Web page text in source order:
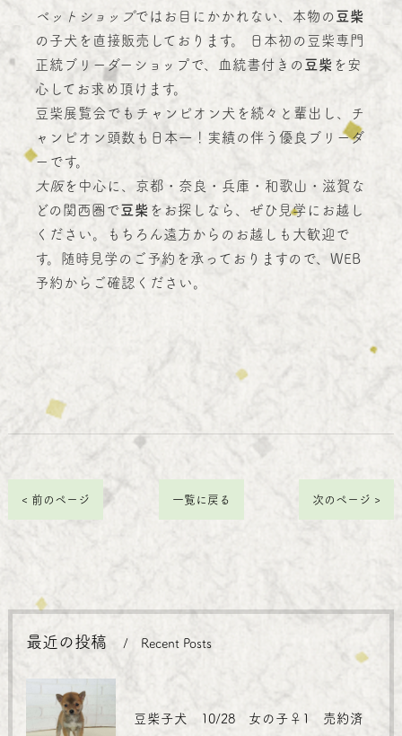
ペットショップではお目にかかれない、本物の豆柴
の子犬を直接販売しております。 日本初の豆柴専門
正統ブリーダーショップで、血統書付きの豆柴 を安
心してお求め頂けます。
豆柴展覧会でもチャンピオン犬を続々と輩出し、チ
ャンピオン頭数も日本一！実績の伴う優良ブリーダ
ーです。
大阪を中心に、京都・奈良・兵庫・和歌山・滋賀な
どの関西圏で豆柴 をお探しなら、ぜひ見学にお越し
ください。もちろん遠方からのお越しも大歓迎で
す。随時見学のご予約を承っておりますので、WEB
予約からご確認ください。
< 前のページ 一覧に戻る 次のページ >
最近の投稿 Recent Posts
豆柴子犬 10/28 女の子♀1 売約済